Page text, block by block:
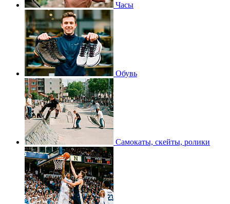
Часы
Обувь
Самокаты, скейты, ролики